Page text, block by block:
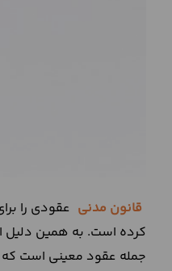
قانون مدنی عقودی را
کرده است. به همین دلیل
جمله عقود معینی است که